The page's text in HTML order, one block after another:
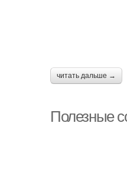
читать дальше →
Полезные